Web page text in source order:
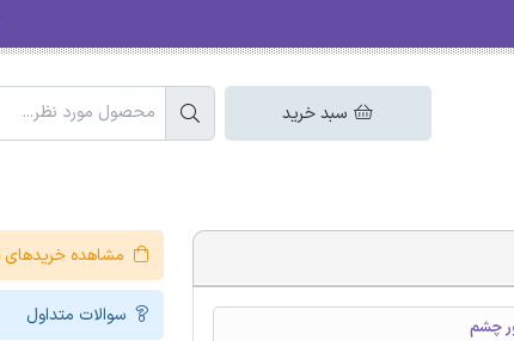
سبد خرید
چشم
مشاهده خریدهای
سوالات متداول